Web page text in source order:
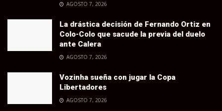
AGOSTO 7, 2026
La drástica decisión de Fernando Ortiz en
Colo-Colo que sacude la previa del duelo
ante Calera
AGOSTO 7, 2026
Vozinha sueña con jugar la Copa
Libertadores
AGOSTO 7, 2026